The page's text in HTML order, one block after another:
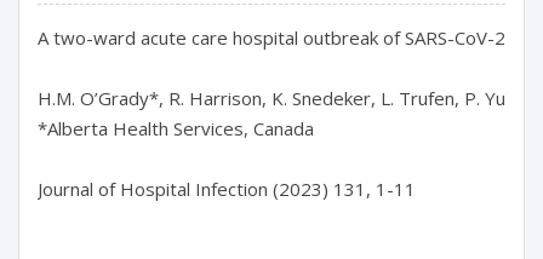
A two-ward acute care hospital outbreak of SARS-CoV-2
H.M. O’Grady*, R. Harrison, K. Snedeker, L. Trufen, P. Yue,
*Alberta Health Services, Canada
Journal of Hospital Infection (2023) 131, 1-11